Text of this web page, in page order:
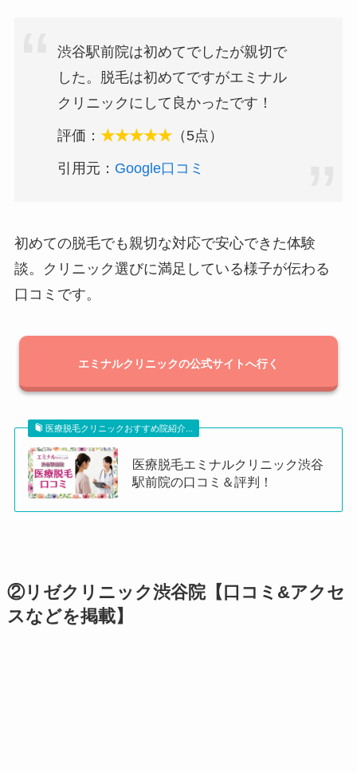
渋谷駅前院は初めてでしたが親切で
した。脱毛は初めてですがエミナル
クリニックにして良かったです！
評価： ★★★★★（5点）
引用元： Google口コミ
初めての脱毛でも親切な対応で安心できた体験
談。クリニック選びに満足している様子が伝わる
口コミです。
エミナルクリニックの公式サイトへ行く
医療脱毛クリニックおすすめ院紹介...
医療脱毛エミナルクリニック渋谷
駅前院の口コミ＆評判！
②リゼクリニック渋谷院【口コミ&アクセ
スなどを掲載】